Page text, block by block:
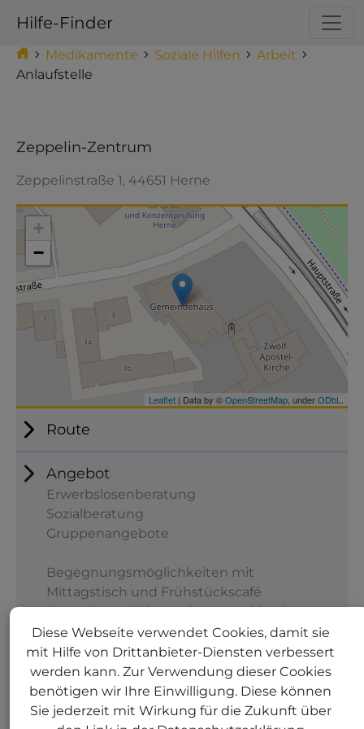
Diese Webseite verwendet Cookies, damit sie
mit Hilfe von Drittanbieter-Diensten verbessert
werden kann. Zur Verwendung dieser Cookies
benötigen wir Ihre Einwilligung. Diese können
Sie jederzeit mit Wirkung für die Zukunft über
Hilfe-Finder
Medikamente Soziale Hilfen
Arbeit
Anlaufstelle
Zeppelin-Zentrum
Zeppelinstraße 1, 44651 Herne
Route
Angebot
Erwerbslosenberatung
Sozialberatung
Gruppenangebote
Begegnungsmöglichkeiten mit
Mittagstisch und Frühstückscafé
Second Hand Shop „Klamottenkiste“
Möglichkeit zur Wahrnehmung
ehrenamtlichen Engagements
Kontakt
Make this Notebook Trusted to load map: File ->
Trust Notebook